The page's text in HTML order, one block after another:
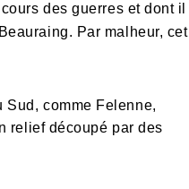
des guerres et dont il
Par malheur, cet
Sud, comme Felenne,
relief découpé par des